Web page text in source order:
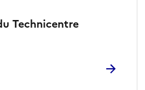
Technicentre